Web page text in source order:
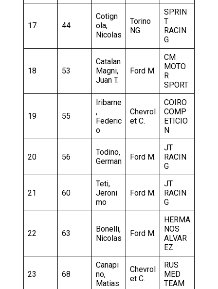
17 44
Cotign
ola,
Nicolas
Torino
NG
SPRIN
T
RACIN
G
18 53
Catalan
Magni,
Juan T.
Ford M.
CM
MOTO
R
SPORT
19 55
Iribarne
,
Federic
o
Chevrol
et C.
COIRO
COMP
ETICIO
N
20 56
Todino,
German
Ford M.
JT
RACIN
G
21 60
Teti,
Jeroni
mo
Ford M.
JT
RACIN
G
22 63
Bonelli,
Nicolas
Ford M.
HERMA
NOS
ALVAR
EZ
23 68
Canapi
no,
Matias
Chevrol
et C.
RUS
MED
TEAM